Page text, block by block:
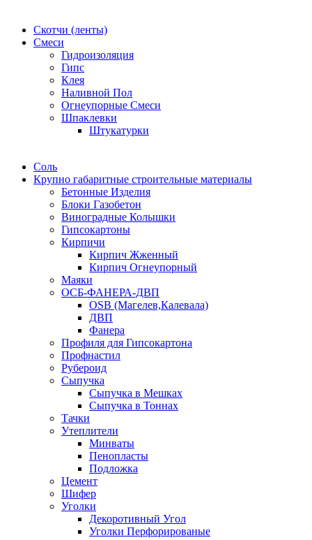
Скотчи (ленты)
Смеси
Гидроизоляция
Гипс
Клея
Наливной Пол
Огнеупорные Смеси
Шпаклевки
Штукатурки
Соль
Крупно габаритные строительные материалы
Бетонные Изделия
Блоки Газобетон
Виноградные Колышки
Гипсокартоны
Кирпичи
Кирпич Жженный
Кирпич Огнеупорный
Маяки
ОСБ-ФАНЕРА-ДВП
OSB (Магелев,Калевала)
ДВП
Фанера
Профиля для Гипсокартона
Профнастил
Рубероид
Сыпучка
Сыпучка в Мешках
Сыпучка в Тоннах
Тачки
Утеплители
Минваты
Пенопласты
Подложка
Цемент
Шифер
Уголки
Декоротивный Угол
Уголки Перфорированые